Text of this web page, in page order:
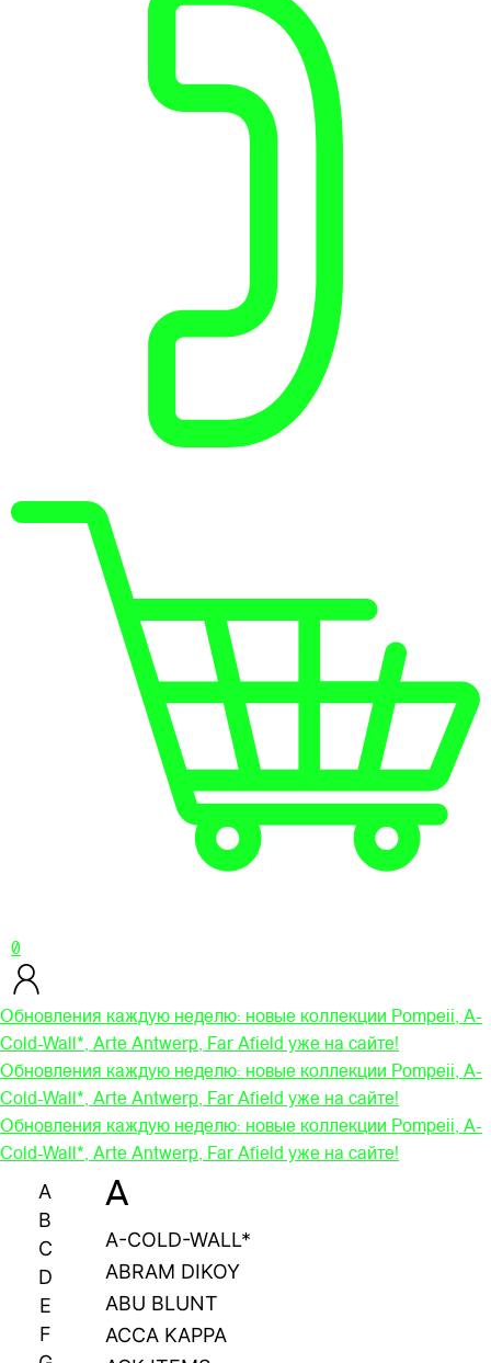
0
Обновления каждую неделю: новые коллекции Pompeii, A-
Cold-Wall*, Arte Antwerp, Far Afield уже на сайте!
Обновления каждую неделю: новые коллекции Pompeii, A-
Cold-Wall*, Arte Antwerp, Far Afield уже на сайте!
Обновления каждую неделю: новые коллекции Pompeii, A-
Cold-Wall*, Arte Antwerp, Far Afield уже на сайте!
A
B
C
D
E
F
A
A-COLD-WALL*
ABRAM DIKOY
ABU BLUNT
ACCA KAPPA